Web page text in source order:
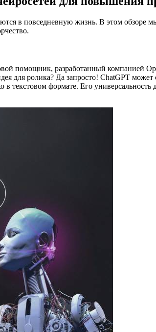
в повседневную жизнь. В этом обзоре
помощник, разработанный компанией
для ролика? Да запросто! ChatGPT
формате. Его универсальность